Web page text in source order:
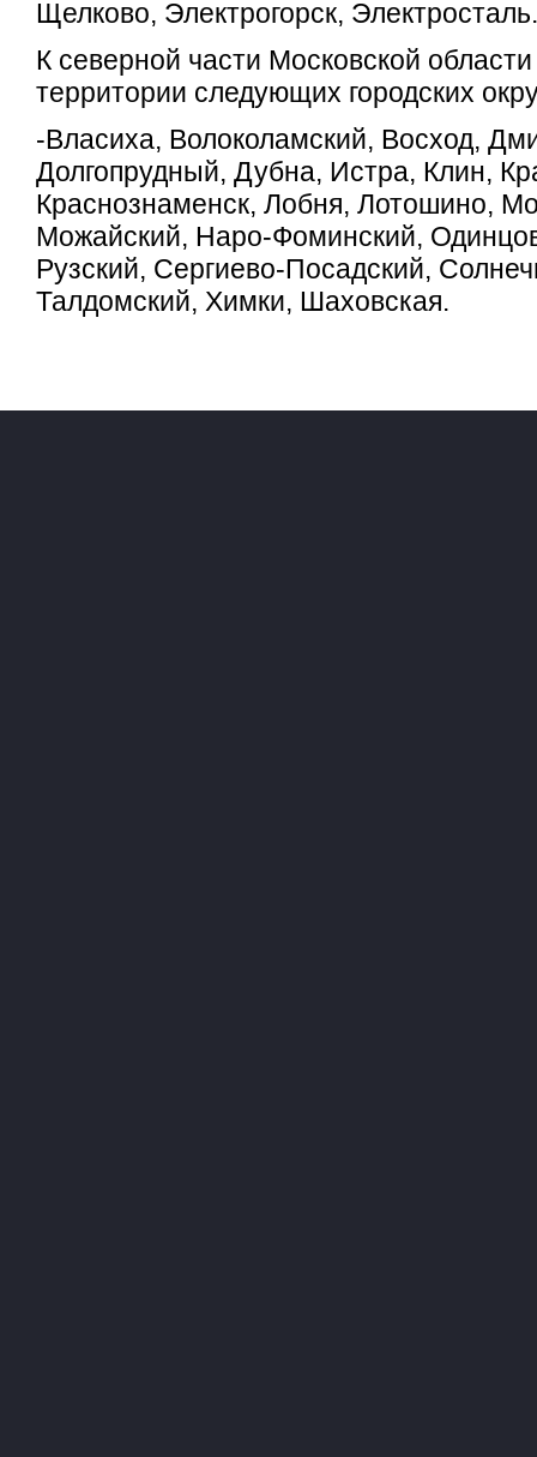
Щелково, Электрогорск, Электросталь.
К северной части Московской области
территории следующих городских
-Власиха, Волоколамский, Восход,
Долгопрудный, Дубна, Истра, Клин,
Краснознаменск, Лобня, Лотошино,
Можайский, Наро-Фоминский,
Рузский, Сергиево-Посадский,
Талдомский, Химки, Шаховская.